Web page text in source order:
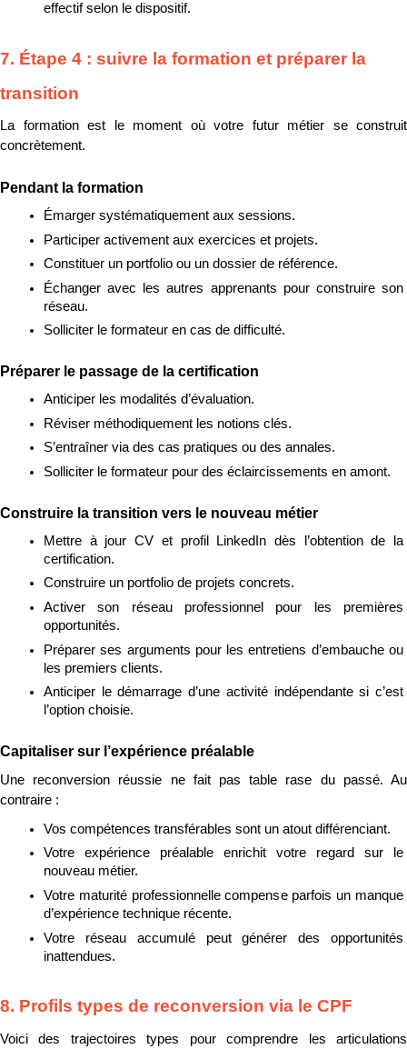
effectif selon le dispositif.
7. Étape 4 : suivre la formation et préparer la
transition
La formation est le moment où votre futur métier se construit
concrètement.
Pendant la formation
Émarger systématiquement aux sessions.
Participer activement aux exercices et projets.
Constituer un portfolio ou un dossier de référence.
Échanger avec les autres apprenants pour construire son
réseau.
Solliciter le formateur en cas de difficulté.
Préparer le passage de la certification
Anticiper les modalités d’évaluation.
Réviser méthodiquement les notions clés.
S’entraîner via des cas pratiques ou des annales.
Solliciter le formateur pour des éclaircissements en amont.
Construire la transition vers le nouveau métier
Mettre à jour CV et profil LinkedIn dès l’obtention de la
certification.
Construire un portfolio de projets concrets.
Activer son réseau professionnel pour les premières
opportunités.
Préparer ses arguments pour les entretiens d’embauche ou
les premiers clients.
Anticiper le démarrage d’une activité indépendante si c’est
l’option choisie.
Capitaliser sur l’expérience préalable
Une reconversion réussie ne fait pas table rase du passé. Au
contraire :
Vos compétences transférables sont un atout différenciant.
Votre expérience préalable enrichit votre regard sur le
nouveau métier.
Votre maturité professionnelle compense parfois un manque
d’expérience technique récente.
Votre réseau accumulé peut générer des opportunités
inattendues.
8. Profils types de reconversion via le CPF
Voici des trajectoires types pour comprendre les articulations